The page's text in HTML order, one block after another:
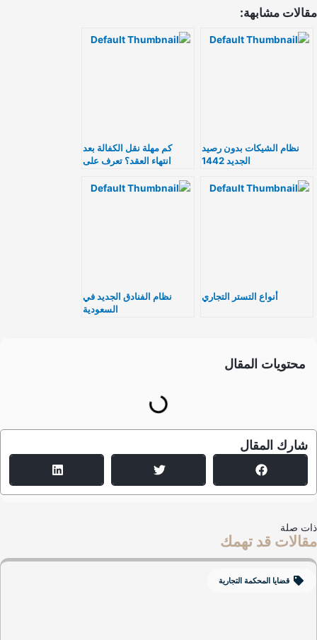
مشابهة:
نظام الشيكات بدون رصيد
الجديد 1442
كم مهلة نقل الكفالة بعد
انتهاء العقد؟ تعرف على
أنواع التستر التجاري
نظام الفنادق الجديد في
السعودية
محتويات المقال
شارك المقال
صلة
قد تهمك
قضايا المحكمة التجارية